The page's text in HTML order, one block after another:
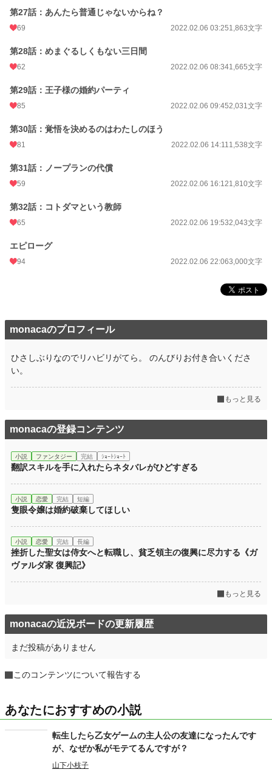
第27話：あんたら普通じゃないからね？
69 2022.02.06 03:251,863文字
第28話：めまぐるしくもない三日間
62 2022.02.06 08:341,665文字
第29話：王子様の婚約パーティ
85 2022.02.06 09:452,031文字
第30話：覚悟を決めるのはわたしのほう
81 2022.02.06 14:111,538文字
第31話：ノープランの代償
59 2022.02.06 16:121,810文字
第32話：コトダマという教師
65 2022.02.06 19:532,043文字
エピローグ
94 2022.02.06 22:063,000文字
monacaのプロフィール
ひさしぶりなのでリハビリがてら。 のんびりお付き合いくださ
い。
もっと見る
monacaの登録コンテンツ
小説 ファンタジー 完結 ｼｮｰﾄｼｮｰﾄ
翻訳スキルを手に入れたらネタバレがひどすぎる
小説 恋愛 完結 短編
隻眼令嬢は婚約破棄してほしい
小説 恋愛 完結 長編
挫折した聖女は侍女へと転職し、貧乏領主の復興に尽力する《ガ
ヴァルダ家 復興記》
もっと見る
monacaの近況ボードの更新履歴
まだ投稿がありません
このコンテンツについて報告する
あなたにおすすめの小説
転生したら乙女ゲームの主人公の友達になったんです
が、なぜか私がモテてるんですが？
山下小枝子